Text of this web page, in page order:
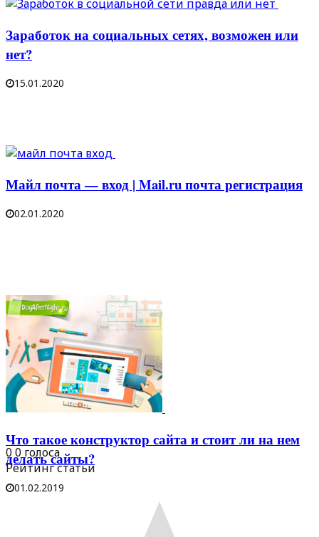
Заработок на социальных сетях, возможен или
нет?
15.01.2020
Майл почта — вход | Mail.ru почта регистрация
02.01.2020
Что такое конструктор сайта и стоит ли на нем
делать сайты?
01.02.2019
00 голоса
Рейтинг статьи